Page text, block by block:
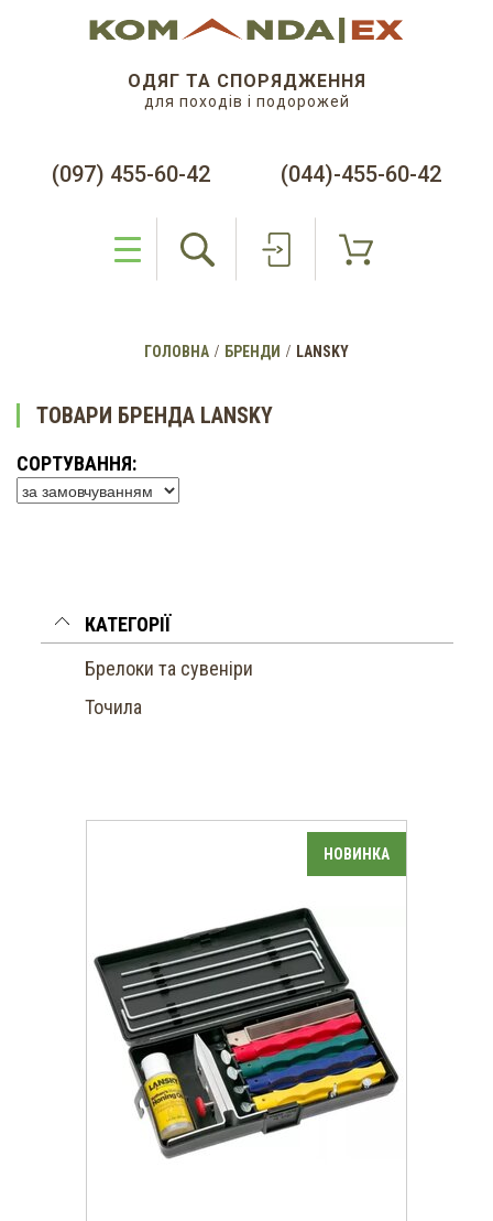
ОДЯГ ТА СПОРЯДЖЕННЯ
для походів і подорожей
(097) 455-60-42 (044)-455-60-42
ГОЛОВНА БРЕНДИ LANSKY
ТОВАРИ БРЕНДА LANSKY
СОРТУВАННЯ:
КАТЕГОРІЇ
Брелоки та сувеніри
Точила